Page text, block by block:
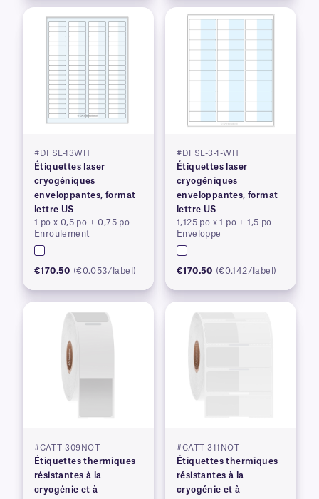
#DFSL-13WH
Étiquettes laser
cryogéniques
enveloppantes, format
lettre US
1 po x 0,5 po + 0,75 po
Enroulement
€170.50 (€0.053/label)
#DFSL-3-1-WH
Étiquettes laser
cryogéniques
enveloppantes, format
lettre US
1,125 po x 1 po + 1,5 po
Enveloppe
€170.50 (€0.142/label)
#CATT-309NOT
Étiquettes thermiques
résistantes à la
cryogénie et à
#CATT-311NOT
Étiquettes thermiques
résistantes à la
cryogénie et à